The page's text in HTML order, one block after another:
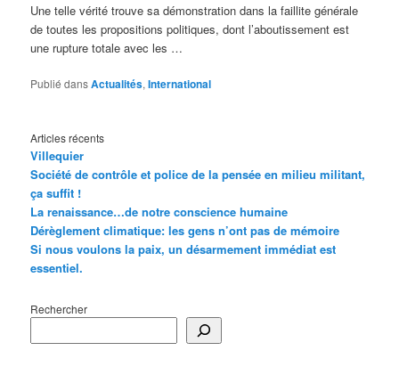
Une telle vérité trouve sa démonstration dans la faillite générale
de toutes les propositions politiques, dont l’aboutissement est
une rupture totale avec les …
Publié dansActualités,International
Articles récents
Villequier
Société de contrôle et police de la pensée en milieu militant,
ça suffit !
La renaissance…de notre conscience humaine
Dérèglement climatique: les gens n’ont pas de mémoire
Si nous voulons la paix, un désarmement immédiat est
essentiel.
Rechercher